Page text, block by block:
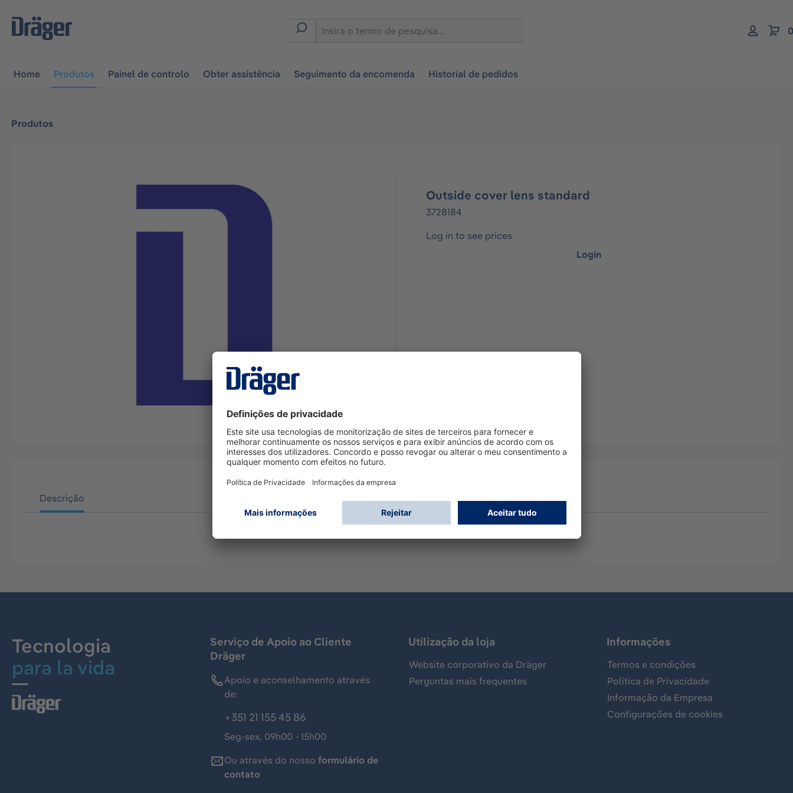
a navegação principal
Home Produtos Painel de controlo Obter assistência Seguimento da encomenda Historial de pedidos
Produtos
Outside cover lens standard
3728184
Log in to see prices
Login
Descrição
Tecnologia
para la vida
Serviço de Apoio ao Cliente
Dräger
Apoio e aconselhamento através
de:
+351 21 155 45 86
Seg-sex, 09h00 - 15h00
Ou através do nosso formulário de
contato
Utilização da loja
Website corporativo da Dräger
Perguntas mais frequentes
Informações
Termos e condições
Política de Privacidade
Informação da Empresa
Configurações de cookies